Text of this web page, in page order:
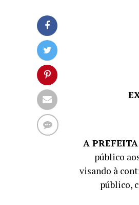
A
público
visando à
público,